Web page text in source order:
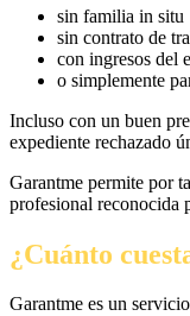
sin familia in situ
sin contrato de
con ingresos del
o simplemente
Incluso con un buen
expediente rechazado
Garantme permite por
profesional reconocida
¿Cuánto
Garantme es un